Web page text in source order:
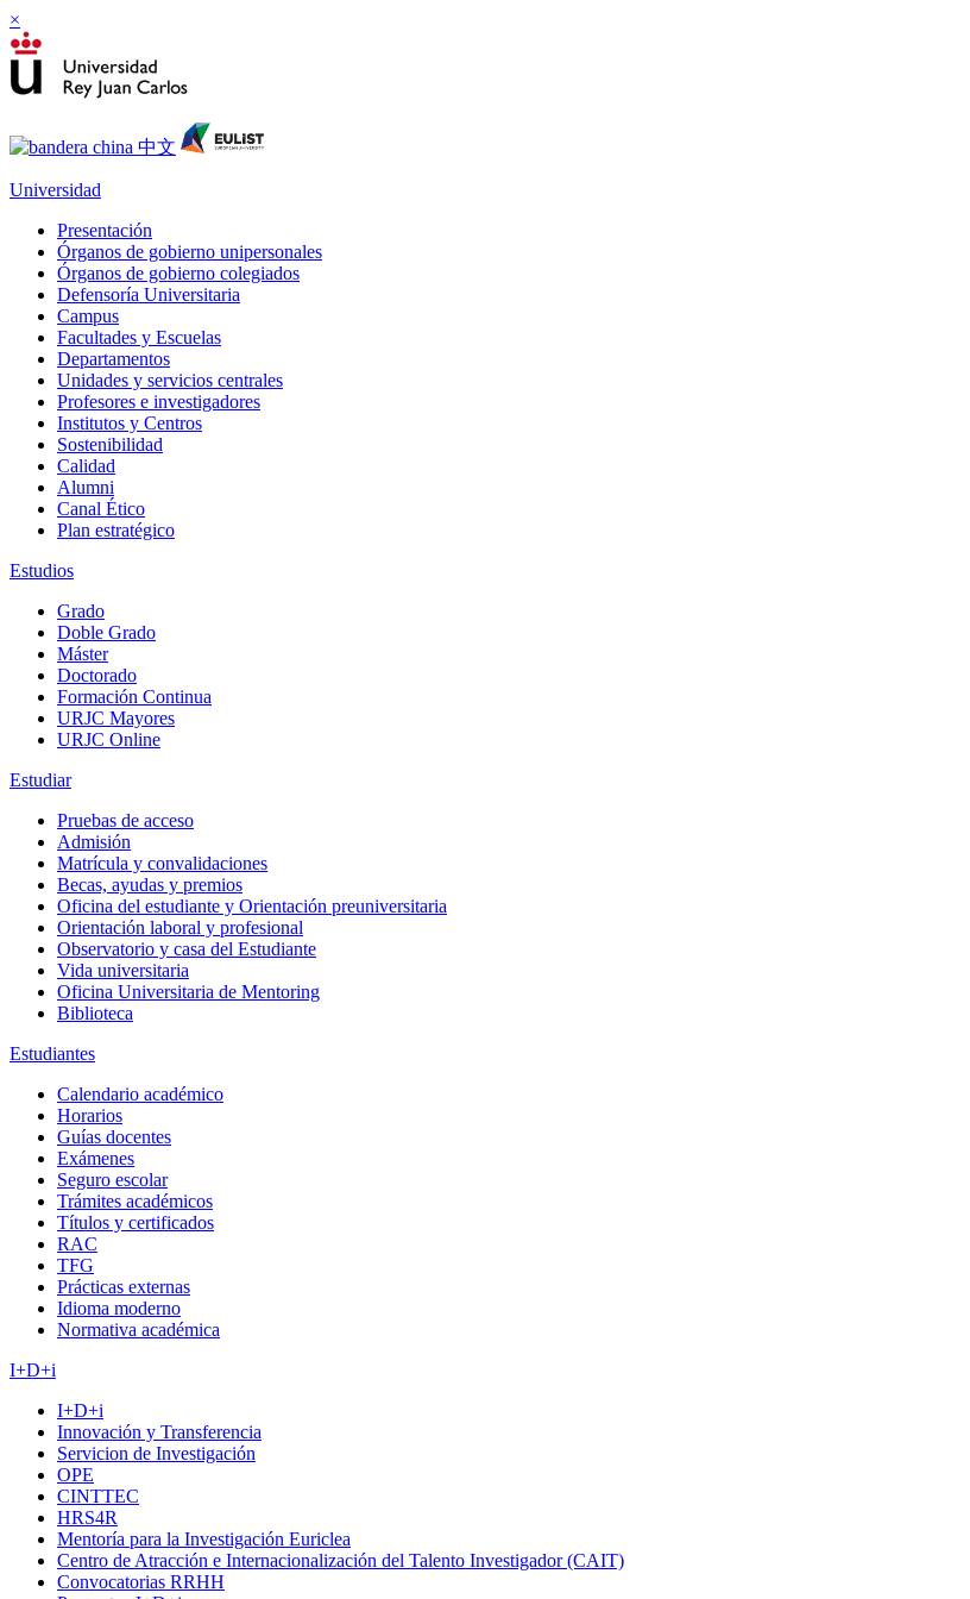
×
Universidad
Presentación
Órganos de gobierno unipersonales
Órganos de gobierno colegiados
Defensoría Universitaria
Campus
Facultades y Escuelas
Departamentos
Unidades y servicios centrales
Profesores e investigadores
Institutos y Centros
Sostenibilidad
Calidad
Alumni
Canal Ético
Plan estratégico
Estudios
Grado
Doble Grado
Máster
Doctorado
Formación Continua
URJC Mayores
URJC Online
Estudiar
Pruebas de acceso
Admisión
Matrícula y convalidaciones
Becas, ayudas y premios
Oficina del estudiante y Orientación preuniversitaria
Orientación laboral y profesional
Observatorio y casa del Estudiante
Vida universitaria
Oficina Universitaria de Mentoring
Biblioteca
Estudiantes
Calendario académico
Horarios
Guías docentes
Exámenes
Seguro escolar
Trámites académicos
Títulos y certificados
RAC
TFG
Prácticas externas
Idioma moderno
Normativa académica
I+D+i
I+D+i
Innovación y Transferencia
Servicion de Investigación
OPE
CINTTEC
HRS4R
Mentoría para la Investigación Euriclea
Centro de Atracción e Internacionalización del Talento Investigador (CAIT)
Convocatorias RRHH